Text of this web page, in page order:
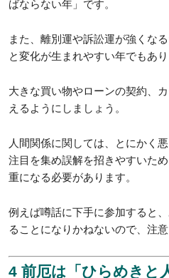
いて損はない」です。
確かに前厄は、心身ともに変調
気になって迷うのは、潜在意識
ら、どうしようかと思うくらい
3 前厄は「金運と人間
す